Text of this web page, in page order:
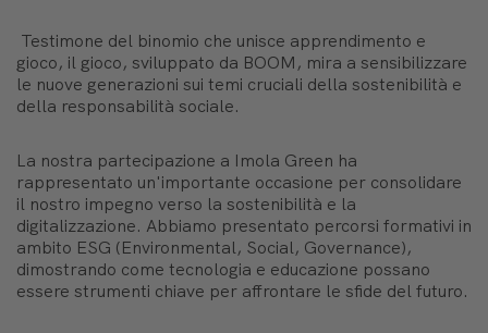
Testimone del binomio che unisce apprendimento e
gioco, il gioco, sviluppato da BOOM, mira a sensibilizzare
le nuove generazioni sui temi cruciali della sostenibilità e
della responsabilità sociale.
La nostra partecipazione a Imola Green ha
rappresentato un'importante occasione per consolidare
il nostro impegno verso la sostenibilità e la
digitalizzazione. Abbiamo presentato percorsi formativi in
ambito ESG (Environmental, Social, Governance),
dimostrando come tecnologia e educazione possano
essere strumenti chiave per affrontare le sfide del futuro.